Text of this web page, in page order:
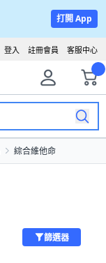
打開 App
客服中心
註冊會員
登入
綜合維他命
篩選器